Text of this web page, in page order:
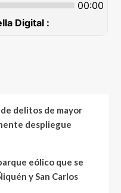
delitos de mayor
despliegue
eólico que se
y San Carlos